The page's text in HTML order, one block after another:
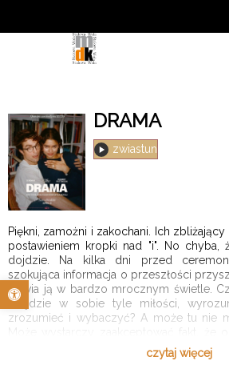
Otwórz pasek narzędzi
1452
DRAMA
zwiastun
Piękni, zamożni i zakochani. Ich
postawieniem kropki nad "i". No
dojdzie. Na kilka dni przed
szokująca informacja o przeszłości
stawia ją w bardzo mrocznym świetle.
znajdzie w sobie tyle miłości,
zrozumieć i wybaczyć? A może tu nie
spędzić resztę życia jest po prostu kimś
się wydawało? Gdyby się nad tym
czytaj więcej